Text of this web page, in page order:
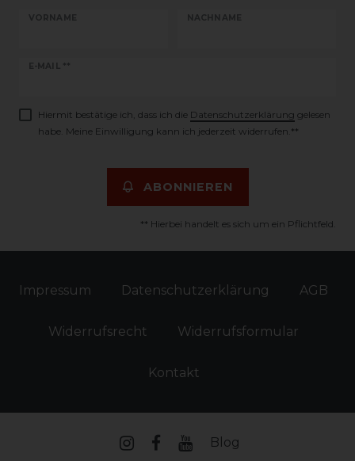
VORNAME NACHNAME
E-MAIL **
Newsletter
Hiermit bestätige ich, dass ich die Daten­schutz­erklärung gelesen
habe. Meine Einwilligung kann ich jederzeit widerrufen.**
ABONNIEREN
** Hierbei handelt es sich um ein Pflichtfeld.
Impressum Daten­schutz­erklärung AGB
Widerrufs­recht Widerrufs­formular
Kontakt
Blog